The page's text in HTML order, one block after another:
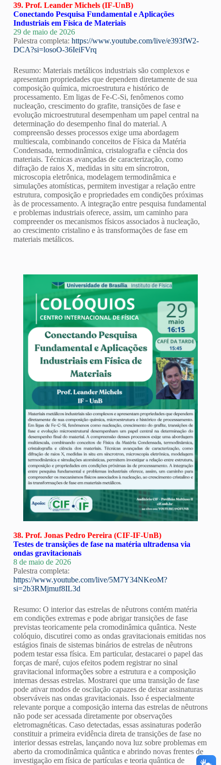
39. Prof. Leander Michels (IF-UnB)
Conectando Pesquisa Fundamental e Aplicações
Industriais em Física de Materiais
29 de maio de 2026
Palestra completa: https://www.youtube.com/live/e393fW2-
DCA?si=losoO-36IeiFVrq
Resumo: Materiais metálicos industriais são complexos e
apresentam propriedades que dependem diretamente de sua
composição química, microestrutura e histórico de
processamento. Em ligas de Fe-C-Si, fenômenos como
nucleação, crescimento do grafite, transições de fase e
evolução microestrutural desempenham um papel central na
determinação do desempenho final do material. A
compreensão desses processos exige uma abordagem
multiescala, combinando conceitos de Física da Matéria
Condensada, termodinâmica, cristalografia e ciência dos
materiais. Técnicas avançadas de caracterização, como
difração de raios X, medidas in situ em síncrotron,
microscopia eletrônica, modelagem termodinâmica e
simulações atomísticas, permitem investigar a relação entre
estrutura, composição e propriedades em condições próximas
às de processamento. A integração entre pesquisa fundamental
e problemas industriais oferece, assim, um caminho para
compreender os mecanismos físicos associados à nucleação,
ao crescimento cristalino e às transformações de fase em
materiais metálicos.
38. Prof. Jonas Pedro Pereira (CIF-IF-UnB)
Testes de transições de fase na matéria ultradensa via
ondas gravitacionais
8 de maio de 2026
Palestra completa:
https://www.youtube.com/live/5M7Y34NKeoM?
si=2b3RMjmuf8IL3d
Resumo: O interior das estrelas de nêutrons contém matéria
em condições extremas e pode abrigar transições de fase
previstas teoricamente pela cromodinâmica quântica. Neste
colóquio, discutirei como as ondas gravitacionais emitidas nos
estágios finais de sistemas binários de estrelas de nêutrons
podem testar essa física. Em particular, destacarei o papel das
forças de maré, cujos efeitos podem registrar no sinal
gravitacional informações sobre a estrutura e a composição
internas dessas estrelas. Mostrarei que uma transição de fase
pode ativar modos de oscilação capazes de deixar assinaturas
observáveis nas ondas gravitacionais. Isso é especialmente
relevante porque a composição interna das estrelas de nêutrons
não pode ser acessada diretamente por observações
eletromagnéticas. Caso detectadas, essas assinaturas poderão
constituir a primeira evidência direta de transições de fase no
interior dessas estrelas, lançando nova luz sobre problemas em
aberto da cromodinâmica quântica e abrindo novas frentes de
investigação em física de partículas e teoria quântica de